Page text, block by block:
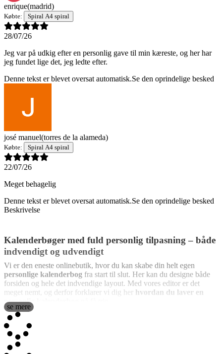
enrique(madrid)
Købte: Spiral A4 spiral
28/07/26
Jeg var på udkig efter en personlig gave til min kæreste, og her har
jeg fundet lige det, jeg ledte efter.
Denne tekst er blevet oversat automatisk.Se den oprindelige besked
josé manuel(torres de la alameda)
Købte: Spiral A4 spiral
22/07/26
Meget behagelig
Denne tekst er blevet oversat automatisk.Se den oprindelige besked
Beskrivelse
Kalenderbøger med fuld personlig tilpasning – både
indvendigt og udvendigt
Vi er den eneste onlinebutik, hvor du kan skabe din helt egen
personlige kalenderbog fra start til slut. Her kan du designe både
forsiden og hele det indvendige layout. Med vores editor er det
meget nemt, og derfor forklarer vi dig her hvordan du laver en
personlig kalenderbog
Hvordan ser de ud indvendigt?
Daglig eller ugentlig visning
se mere